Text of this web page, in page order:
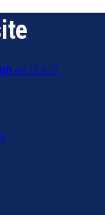
au G.A.G.